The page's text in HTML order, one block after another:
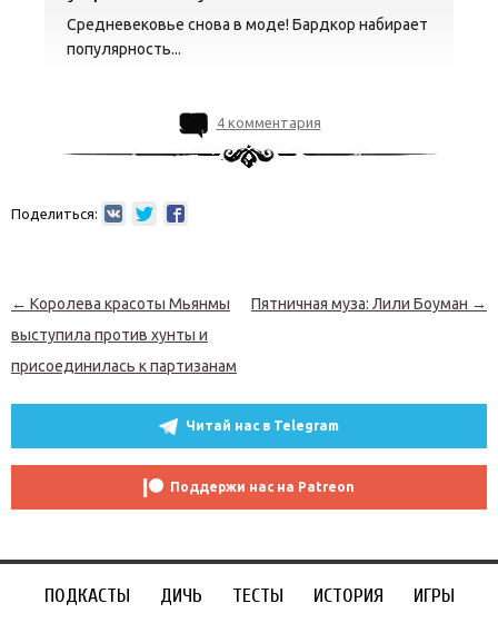
Средневековье снова в моде! Бардкор набирает
популярность...
4 комментария
Поделиться:
Навигация по записям
← Королева красоты Мьянмы
выступила против хунты и
присоединилась к партизанам
Пятничная муза: Лили Боуман →
Читай нас в Telegram
Поддержи нас на Patreon
ПОДКАСТЫ ДИЧЬ ТЕСТЫ ИСТОРИЯ ИГРЫ